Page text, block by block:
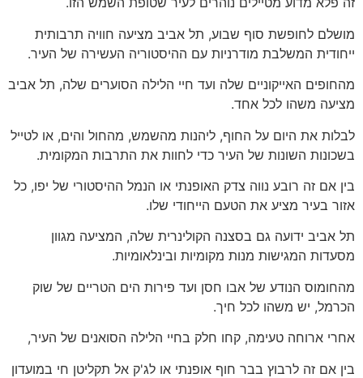
מושלם לחופשת סוף שבוע, תל אביב מציעה חוויה תרבותית
ייחודית המשלבת מודרניות עם ההיסטוריה העשירה של העיר.
מהחופים האייקוניים שלה ועד חיי הלילה הסוערים שלה, תל אביב
מציעה משהו לכל אחד.
לבלות את היום על החוף, ליהנות מהשמש, מהחול והים, או לטייל
בשכונות השונות של העיר כדי לחוות את התרבות המקומית.
בין אם זה רובע נווה צדק האופנתי או הנמל ההיסטורי של יפו, כל
אזור בעיר מציע את הטעם הייחודי שלו.
תל אביב ידועה גם בסצנה הקולינרית שלה, המציעה מגוון
מסעדות המגישות מנות מקומיות ובינלאומיות.
מהחומוס הנודע של אבו חסן ועד פירות הים הטריים של שוק
הכרמל, יש משהו לכל חיך.
אחרי ארוחה טעימה, קחו חלק בחיי הלילה הסואנים של העיר,
בין אם זה לרבוץ בבר חוף אופנתי או לג'ק אל תקליטן חי במועדון